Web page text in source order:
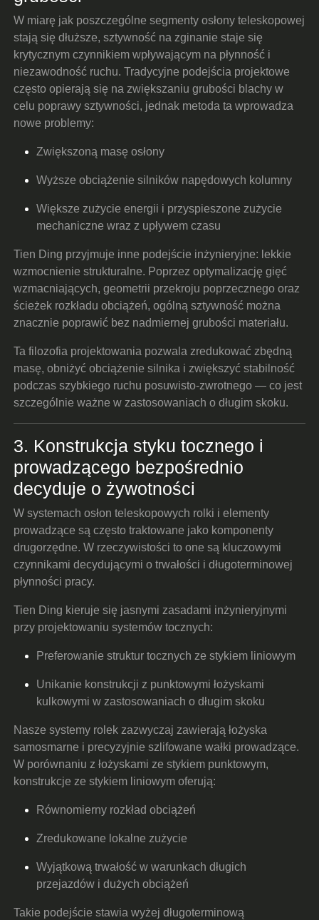
W miarę jak poszczególne segmenty osłony teleskopowej
stają się dłuższe, sztywność na zginanie staje się
krytycznym czynnikiem wpływającym na płynność i
niezawodność ruchu. Tradycyjne podejścia projektowe
często opierają się na zwiększaniu grubości blachy w
celu poprawy sztywności, jednak metoda ta wprowadza
nowe problemy:
Zwiększoną masę osłony
Wyższe obciążenie silników napędowych kolumny
Większe zużycie energii i przyspieszone zużycie
mechaniczne wraz z upływem czasu
Tien Ding przyjmuje inne podejście inżynieryjne: lekkie
wzmocnienie strukturalne. Poprzez optymalizację gięć
wzmacniających, geometrii przekroju poprzecznego oraz
ścieżek rozkładu obciążeń, ogólną sztywność można
znacznie poprawić bez nadmiernej grubości materiału.
Ta filozofia projektowania pozwala zredukować zbędną
masę, obniżyć obciążenie silnika i zwiększyć stabilność
podczas szybkiego ruchu posuwisto-zwrotnego — co jest
szczególnie ważne w zastosowaniach o długim skoku.
3. Konstrukcja styku tocznego i
prowadzącego bezpośrednio
decyduje o żywotności
W systemach osłon teleskopowych rolki i elementy
prowadzące są często traktowane jako komponenty
drugorzędne. W rzeczywistości to one są kluczowymi
czynnikami decydującymi o trwałości i długoterminowej
płynności pracy.
Tien Ding kieruje się jasnymi zasadami inżynieryjnymi
przy projektowaniu systemów tocznych:
Preferowanie struktur tocznych ze stykiem liniowym
Unikanie konstrukcji z punktowymi łożyskami
kulkowymi w zastosowaniach o długim skoku
Nasze systemy rolek zazwyczaj zawierają łożyska
samosmarne i precyzyjnie szlifowane wałki prowadzące.
W porównaniu z łożyskami ze stykiem punktowym,
konstrukcje ze stykiem liniowym oferują:
Równomierny rozkład obciążeń
Zredukowane lokalne zużycie
Wyjątkową trwałość w warunkach długich
przejazdów i dużych obciążeń
Takie podejście stawia wyżej długoterminową